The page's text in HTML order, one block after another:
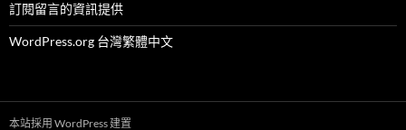
訂閱留言的資訊提供
WordPress.org 台灣繁體中文
本站採用 WordPress 建置